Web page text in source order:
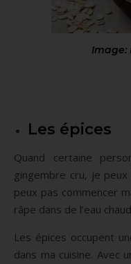
Image:
Les épices
Quand certaine
gingembre cru, je
peux pas commencer
râpe dans de l’eau
Les épices occupent
dans ma cuisine. Avec